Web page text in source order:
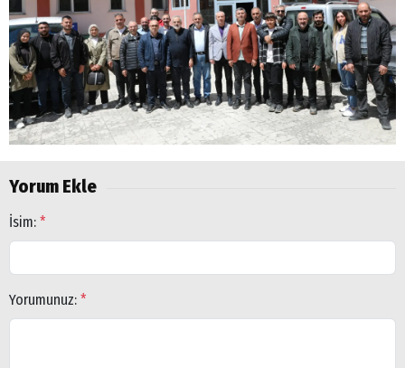
Yorum Ekle
İsim: *
Yorumunuz: *